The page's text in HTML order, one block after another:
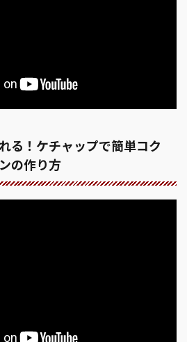
る！ケチャップで簡単コク
の作り方